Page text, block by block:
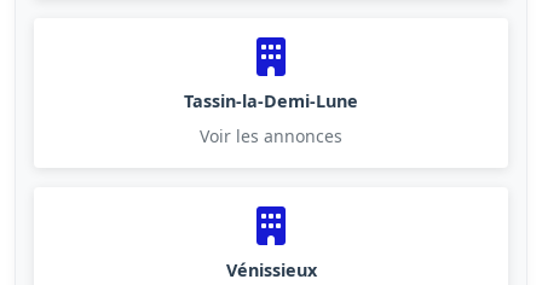
Tassin-la-Demi-Lune
Voir les annonces
Vénissieux